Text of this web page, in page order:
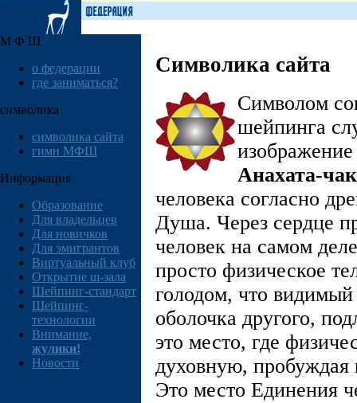
М Ф Ш
о федерации
где заниматься?
символика
символика сайта
гимн МФШ
Информация
Образование
Для владельцев
Для новичков
Для эмигрантов
Виртуальный клуб
Открытие ш-зала
Шейпинг-стандарт
Шейпинг-
технологии
Внимание,
жулики!
Новости
Символика сайта
Символом
шейпинга
Анахата-
человека согласно
Душа. Через сердце
человек на самом
просто физическое
голодом, что видимый
оболочка другого,
это место, где
духовную,
Это место Единения